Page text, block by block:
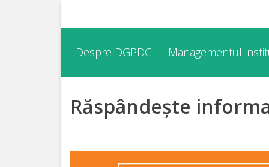
DGPDC
Informații
DGPDC
Despre DGPDC Managementul
Răspândește